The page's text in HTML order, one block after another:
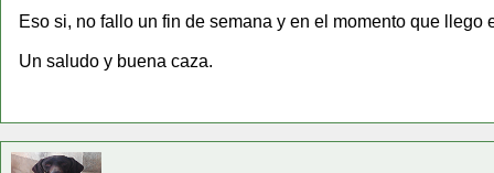
Eso si, no fallo un fin de semana y en el momento que llego
Un saludo y buena caza.